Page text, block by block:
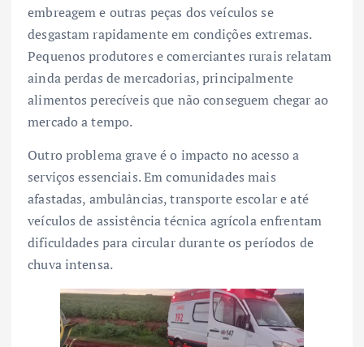
embreagem e outras peças dos veículos se
desgastam rapidamente em condições extremas.
Pequenos produtores e comerciantes rurais relatam
ainda perdas de mercadorias, principalmente
alimentos perecíveis que não conseguem chegar ao
mercado a tempo.
Outro problema grave é o impacto no acesso a
serviços essenciais. Em comunidades mais
afastadas, ambulâncias, transporte escolar e até
veículos de assistência técnica agrícola enfrentam
dificuldades para circular durante os períodos de
chuva intensa.